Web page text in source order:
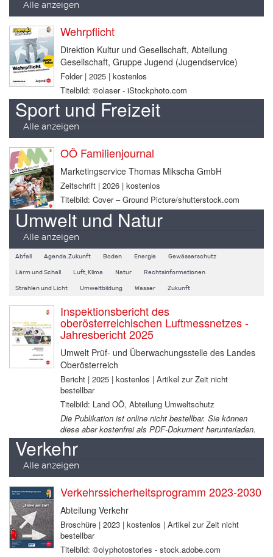
Alle anzeigen
Wehrpflicht
Direktion Kultur und Gesellschaft, Abteilung
Gesellschaft, Gruppe Jugend (Jugendservice)
Folder | 2025 | kostenlos
Titelbild: ©olaser - iStockphoto.com
Sport und Freizeit
Alle anzeigen
OÖ Familienjournal
Marketingservice Thomas Mikscha GmbH
Zeitschrift | 2026 | kostenlos
Titelbild: Cover – Ground Picture/shutterstock.com
Umwelt und Natur
Alle anzeigen
Abfall Agenda.Zukunft Boden Energie Gewässerschutz
Lärm und Schall Luft, Klima Natur Rechtsinformationen
Strahlen und Licht Umweltbildung Wasser Zukunft
Inspektionsbericht des
oberösterreichischen Luftmessnetzes -
Jahresbericht 2025
Umwelt Prüf- und Überwachungsstelle des Landes
Oberösterreich
Bericht | 2025 | kostenlos | Artikel zur Zeit nicht
bestellbar
Titelbild: Land OÖ, Abteilung Umweltschutz
Die Publikation ist online nicht bestellbar. Sie können
diese aber kostenfrei als PDF-Dokument herunterladen.
Verkehr
Alle anzeigen
Verkehrssicherheitsprogramm 2023-2030
Abteilung Verkehr
Broschüre | 2023 | kostenlos | Artikel zur Zeit nicht
bestellbar
Titelbild: ©olyphotostories - stock.adobe.com